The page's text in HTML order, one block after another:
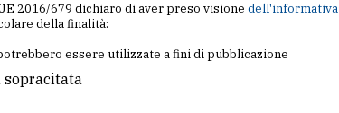
2016/679 dichiaro di aver preso visione dell'informativa
della finalità:
essere utilizzate a fini di pubblicazione